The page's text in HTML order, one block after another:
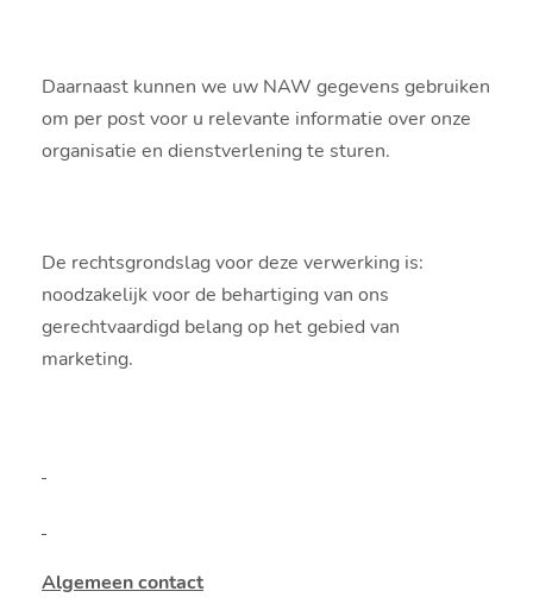
Daarnaast kunnen we uw NAW gegevens gebruiken
om per post voor u relevante informatie over onze
organisatie en dienstverlening te sturen.
De rechtsgrondslag voor deze verwerking is:
noodzakelijk voor de behartiging van ons
gerechtvaardigd belang op het gebied van
marketing.
Algemeen contact